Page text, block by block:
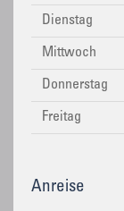
Dienstag
Mittwoch
Donnerstag
Freitag
Anreise